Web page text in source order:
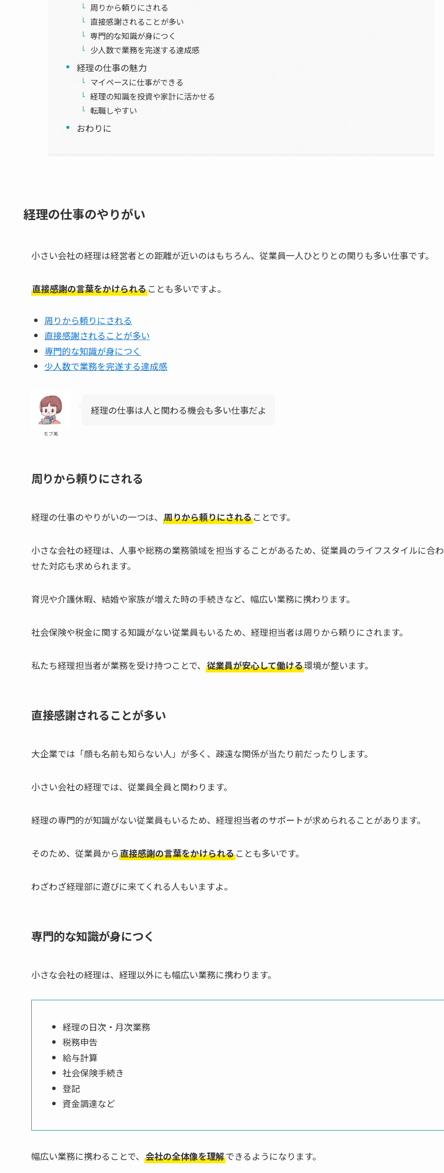
周りから頼りにされる
直接感謝されることが多い
専門的な知識が身につく
少人数で業務を完遂する達成感
経理の仕事の魅力
マイペースに仕事ができる
経理の知識を投資や家計に活かせる
転職しやすい
おわりに
経理の仕事のやりがい
小さい会社の経理は経営者との距離が近いのはもちろん、従業員一人ひとりとの関りも多い仕事です。
直接感謝の言葉をかけられることも多いですよ。
周りから頼りにされる
直接感謝されることが多い
専門的な知識が身につく
少人数で業務を完遂する達成感
モブ美
経理の仕事は人と関わる機会も多い仕事だよ
周りから頼りにされる
経理の仕事のやりがいの一つは、 周りから頼りにされることです。
小さな会社の経理は、人事や総務の業務領域を担当することがあるため、従業員のライフスタイルに合わ
せた対応も求められます。
育児や介護休暇、結婚や家族が増えた時の手続きなど、幅広い業務に携わります。
社会保険や税金に関する知識がない従業員もいるため、経理担当者は周りから頼りにされます。
私たち経理担当者が業務を受け持つことで、 従業員が安心して働ける環境が整います。
直接感謝されることが多い
大企業では「顔も名前も知らない人」が多く、疎遠な関係が当たり前だったりします。
小さい会社の経理では、従業員全員と関わります。
経理の専門的が知識がない従業員もいるため、経理担当者のサポートが求められることがあります。
そのため、従業員から直接感謝の言葉をかけられることも多いです。
わざわざ経理部に遊びに来てくれる人もいますよ。
専門的な知識が身につく
小さな会社の経理は、経理以外にも幅広い業務に携わります。
経理の日次・月次業務
税務申告
給与計算
社会保険手続き
登記
資金調達など
幅広い業務に携わることで、 会社の全体像を理解できるようになります。